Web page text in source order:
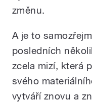
změnu.
A je to
posledních
zcela mizí, která
svého
vytváří znovu a